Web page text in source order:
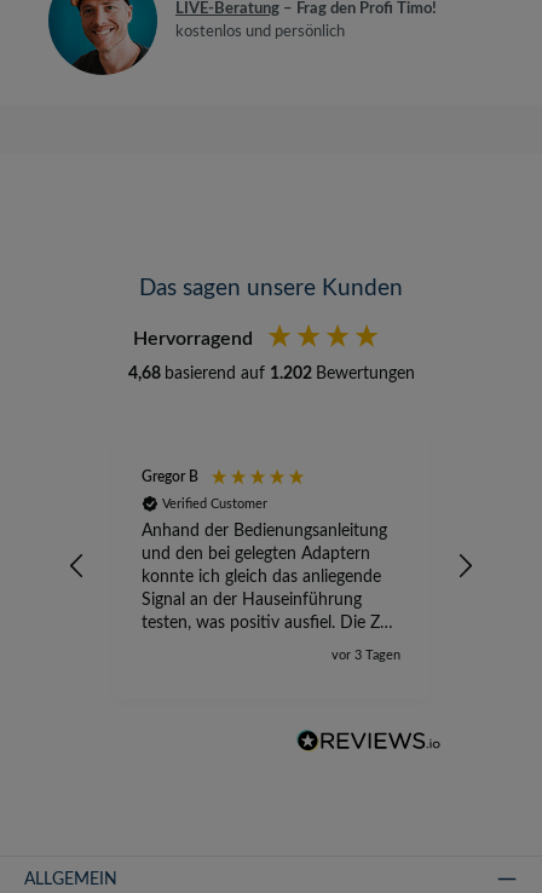
LIVE-Beratung – Frag den Profi Timo!
kostenlos und persönlich
Das sagen unsere Kunden
Hervorragend
4,68 basierend auf 1.202 Bewertungen
Gregor B
Verified Customer
Anhand der Bedienungsanleitung
und den bei gelegten Adaptern
konnte ich gleich das anliegende
Signal an der Hauseinführung
testen, was positiv ausfiel. Die Zeit
der Ungewissheit ist jetzt vorbei,
vor 3 Tagen
ALLGEMEIN